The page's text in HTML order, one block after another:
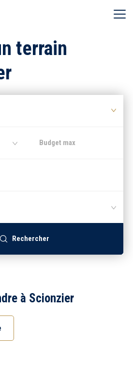
Ouvrir le menu
terrain
Rechercher
à Scionzier